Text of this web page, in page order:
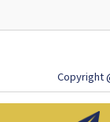
Copyright